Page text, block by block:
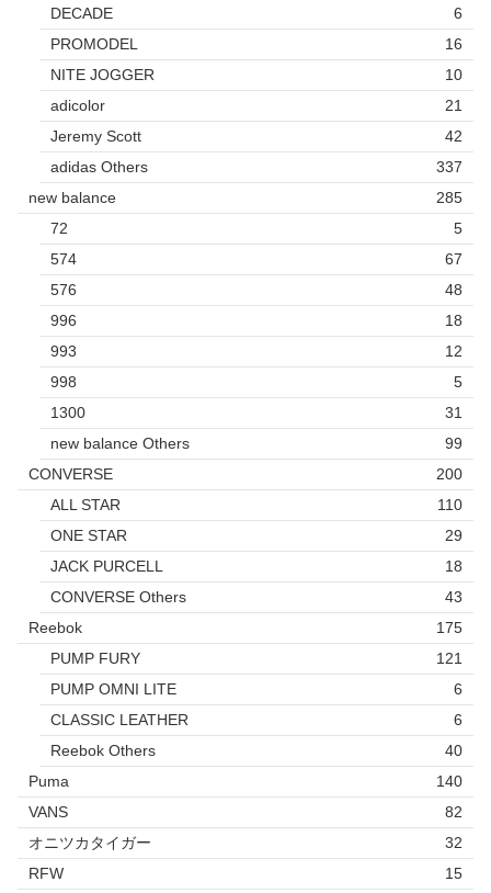
DECADE
6
PROMODEL
16
NITE JOGGER
10
adicolor
21
Jeremy Scott
42
adidas Others
337
new balance
285
72
5
574
67
576
48
996
18
993
12
998
5
1300
31
new balance Others
99
CONVERSE
200
ALL STAR
110
ONE STAR
29
JACK PURCELL
18
CONVERSE Others
43
Reebok
175
PUMP FURY
121
PUMP OMNI LITE
6
CLASSIC LEATHER
6
Reebok Others
40
Puma
140
VANS
82
オニツカタイガー
32
RFW
15